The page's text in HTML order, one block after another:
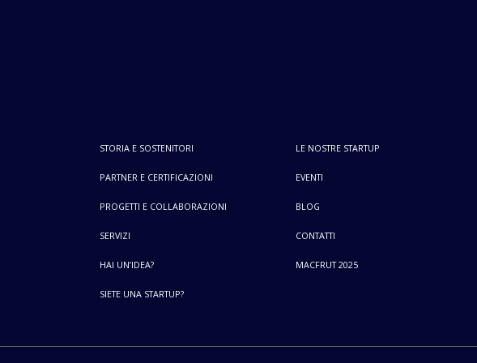
STORIA E SOSTENITORI
PARTNER E CERTIFICAZIONI
PROGETTI E COLLABORAZIONI
SERVIZI
HAI UN’IDEA?
SIETE UNA STARTUP?
LE NOSTRE STARTUP
EVENTI
BLOG
CONTATTI
MACFRUT 2025